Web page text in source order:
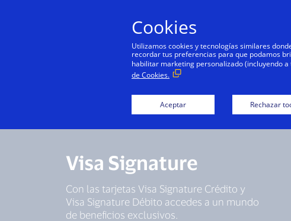
Visa Signature
Con las tarjetas Visa Signature Crédito y
Visa Signature Débito accedes a un mundo
de beneficios exclusivos.
Cookies
Utilizamos cookies y tecnologías similares
recordar tus preferencias para que podamos
habilitar marketing personalizado (incluyendo
de Cookies.
Aceptar Rechazar